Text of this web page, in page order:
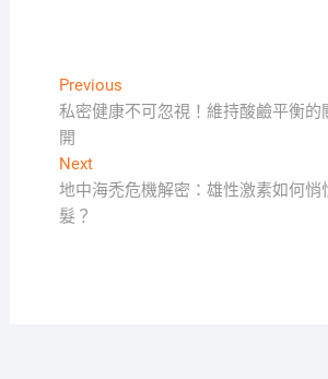
文
章
導
覽
PreviousPrevious
post:
私密健康不可忽視！維持酸鹼平衡的
開
NextNext
post:
地中海禿危機解密：雄性激素如何悄
髮？